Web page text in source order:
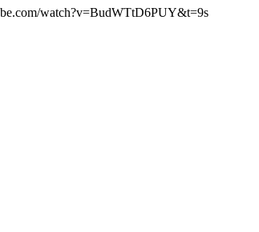
watch?v=BudWTtD6PUY&t=9s